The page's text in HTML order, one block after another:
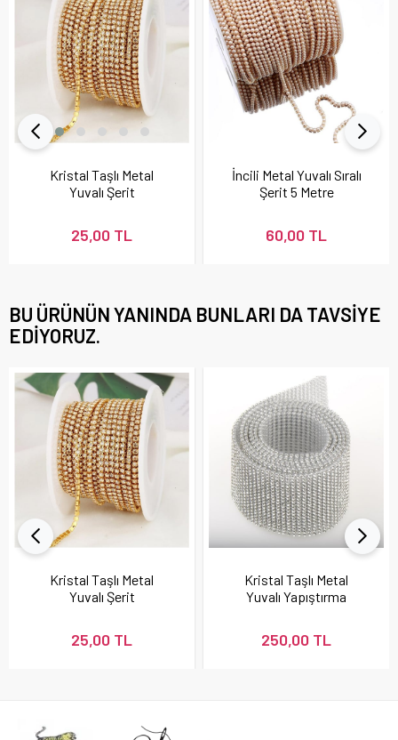
Kristal Taşlı Metal
Yuvalı Şerit
25,00 TL
İncili Metal Yuvalı Sıralı
Şerit 5 Metre
60,00 TL
BU ÜRÜNÜN YANINDA BUNLARI DA TAVSIYE
EDIYORUZ.
Kristal Taşlı Metal
Yuvalı Şerit
25,00 TL
Kristal Taşlı Metal
Yuvalı Yapıştırma
250,00 TL